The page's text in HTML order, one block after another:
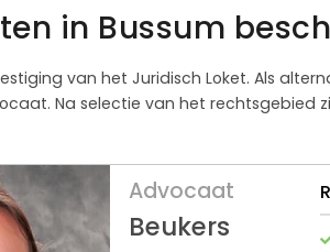
in Bussum
van het Juridisch Loket. Als
Na selectie van het rechtsgebied
Advocaat
Beukers